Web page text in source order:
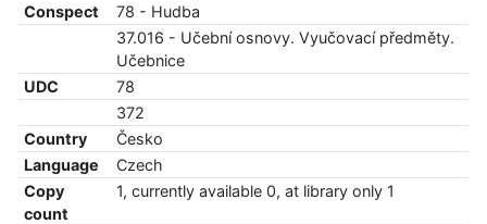
Conspect
78 - Hudba
37.016 - Učební osnovy. Vyučovací předměty.
Učebnice
UDC
78
372
Country
Česko
Language
Czech
Copy
count
1, currently available 0, at library only 1